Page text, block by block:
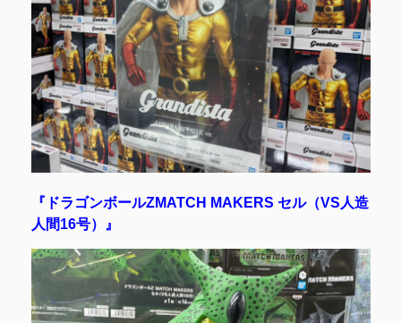
『ドラゴンボールZMATCH MAKERS セル（VS人造
人間16号）』